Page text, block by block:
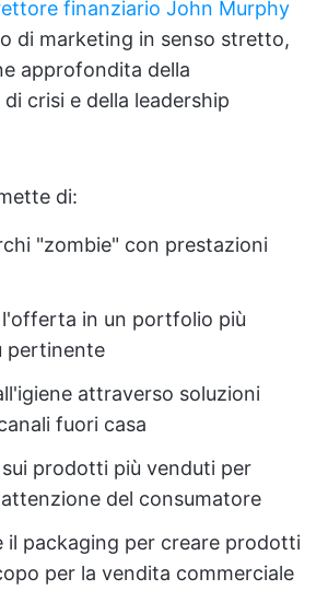
finanziario John Murphy
di marketing in senso stretto,
approfondita della
crisi e della leadership
di:
"zombie" con prestazioni
l'offerta in un portfolio più
pertinente
attraverso soluzioni
fuori casa
prodotti più venduti per
del consumatore
il packaging per creare prodotti
per la vendita commerciale